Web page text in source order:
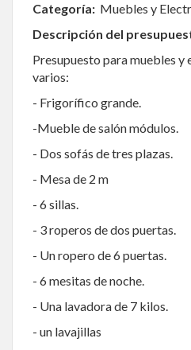
Categoría: Muebles y
Descripción del
Presupuesto para muebles
varios:
- Frigorífico grande.
-Mueble de salón módulos.
- Dos sofás de tres plazas.
- Mesa de 2 m
- 6 sillas.
- 3 roperos de dos puertas.
- Un ropero de 6 puertas.
- 6 mesitas de noche.
- Una lavadora de 7 kilos.
- un lavajillas